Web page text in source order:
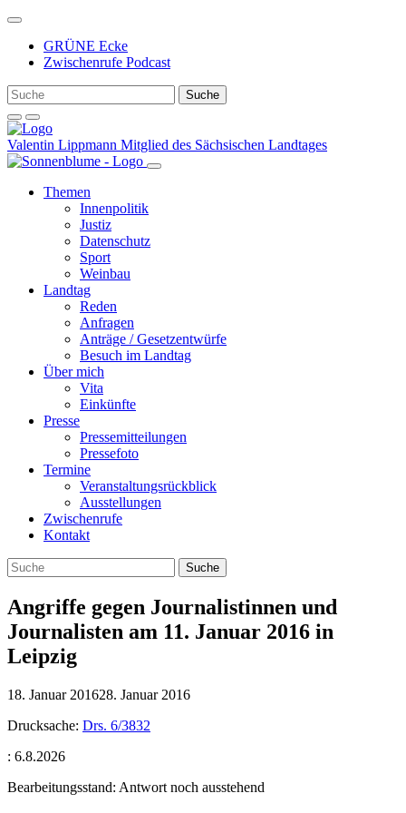
Weiter
Inhalt
GRÜNE Ecke
Zwischenrufe Podcast
Valentin Lippmann Mitglied des Sächsischen Landtages
Themen
Innenpolitik
Justiz
Datenschutz
Sport
Weinbau
Landtag
Reden
Anfragen
Anträge / Gesetzentwürfe
Besuch im Landtag
Über mich
Vita
Einkünfte
Presse
Pressemitteilungen
Pressefoto
Termine
Veranstaltungsrückblick
Ausstellungen
Zwischenrufe
Kontakt
Angriffe gegen Journalistinnen und
Journalisten am 11. Januar 2016 in
Leipzig
18. Januar 201628. Januar 2016
Drucksache: Drs. 6/3832
: 6.8.2026
Bearbeitungsstand: Antwort noch ausstehend